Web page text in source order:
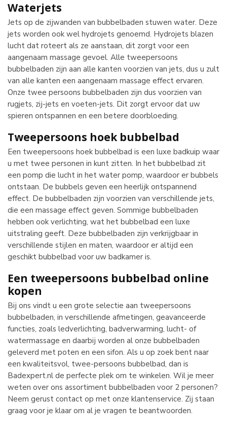
Waterjets
Jets op de zijwanden van bubbelbaden stuwen water. Deze
jets worden ook wel hydrojets genoemd. Hydrojets blazen
lucht dat roteert als ze aanstaan, dit zorgt voor een
aangenaam massage gevoel. Alle tweepersoons
bubbelbaden zijn aan alle kanten voorzien van jets, dus u zult
van alle kanten een aangenaam massage effect ervaren.
Onze twee persoons bubbelbaden zijn dus voorzien van
rugjets, zij-jets en voeten-jets. Dit zorgt ervoor dat uw
spieren ontspannen en een betere doorbloeding.
Tweepersoons hoek bubbelbad
Een tweepersoons hoek bubbelbad is een luxe badkuip waar
u met twee personen in kunt zitten. In het bubbelbad zit
een pomp die lucht in het water pomp, waardoor er bubbels
ontstaan. De bubbels geven een heerlijk ontspannend
effect. De bubbelbaden zijn voorzien van verschillende jets,
die een massage effect geven. Sommige bubbelbaden
hebben ook verlichting, wat het bubbelbad een luxe
uitstraling geeft. Deze bubbelbaden zijn verkrijgbaar in
verschillende stijlen en maten, waardoor er altijd een
geschikt bubbelbad voor uw badkamer is.
Een tweepersoons bubbelbad online
kopen
Bij ons vindt u een grote selectie aan tweepersoons
bubbelbaden, in verschillende afmetingen, geavanceerde
functies, zoals ledverlichting, badverwarming, lucht- of
watermassage en daarbij worden al onze bubbelbaden
geleverd met poten en een sifon. Als u op zoek bent naar
een kwaliteitsvol, twee-persoons bubbelbad, dan is
Badexpert.nl de perfecte plek om te winkelen. Wil je meer
weten over ons assortiment bubbelbaden voor 2 personen?
Neem gerust contact op met onze klantenservice. Zij staan
graag voor je klaar om al je vragen te beantwoorden.